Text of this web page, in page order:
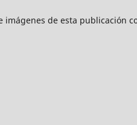
de esta publicación